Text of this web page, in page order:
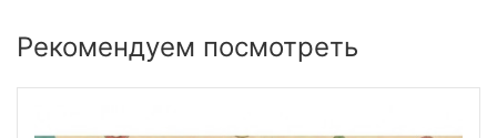
Рекомендуем посмотреть